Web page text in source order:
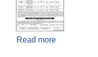
Read more